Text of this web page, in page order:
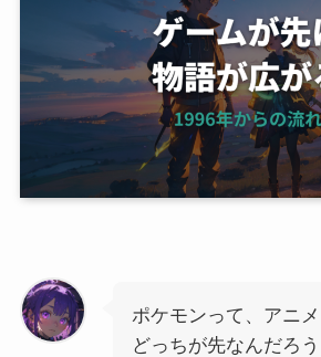
ポケモンって、アニ
どっちが先なんだろう